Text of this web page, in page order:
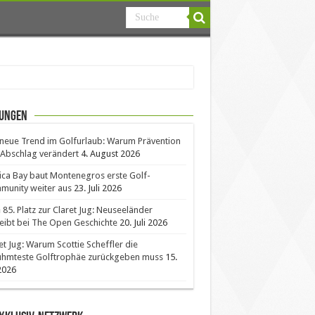
Trend im Golfurlaub: Warum Prävention
verändert 4. August 2026
Bay baut Montenegros erste Golf-
weiter aus 23. Juli 2026
85. Platz zur Claret Jug: Neuseeländer
bei The Open Geschichte 20. Juli 2026
Jug: Warum Scottie Scheffler die
Golftrophäe zurückgeben muss 15.